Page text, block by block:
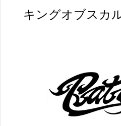
キングオブスカ